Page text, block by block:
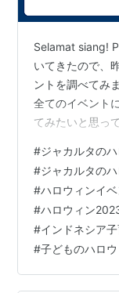
Selamat siang!
いてきたので、
ントを調べてみ
全てのイベント
てみたいと思っ
Place Mall
https://
の子どもが対象
は、子ども１人
#ジャカルタの
#ジャカルタの
#ハロウィンイベ
#ハロウィン
#インドネシア子
#子どものハロ